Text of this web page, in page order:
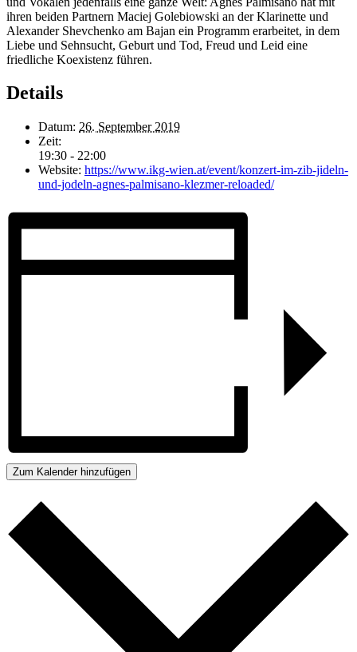
ihren beiden Partnern Maciej Golebiowski an der Klarinette und
Alexander Shevchenko am Bajan ein Programm erarbeitet, in dem
Liebe und Sehnsucht, Geburt und Tod, Freud und Leid eine
friedliche Koexistenz führen.
Details
Datum: 26. September 2019
Zeit:
19:30 - 22:00
Website: https://www.ikg-wien.at/event/konzert-im-zib-jideln-
und-jodeln-agnes-palmisano-klezmer-reloaded/
Zum Kalender hinzufügen